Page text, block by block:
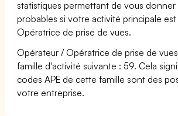
statistiques permettant de vous donner
probables si votre activité principale
Opératrice de prise de vues.
Opérateur / Opératrice de prise de
famille d'activité suivante : 59. Cela
codes APE de cette famille sont des
votre entreprise.